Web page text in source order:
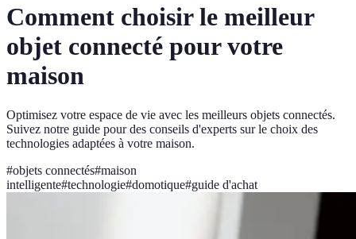
Comment choisir le meilleur
objet connecté pour votre
maison
Optimisez votre espace de vie avec les meilleurs objets connectés.
Suivez notre guide pour des conseils d'experts sur le choix des
technologies adaptées à votre maison.
#objets connectés#maison
intelligente#technologie#domotique#guide d'achat